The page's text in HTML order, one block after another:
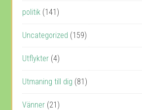
politik (141)
Uncategorized (159)
Utflykter (4)
Utmaning till dig (81)
Vänner (21)